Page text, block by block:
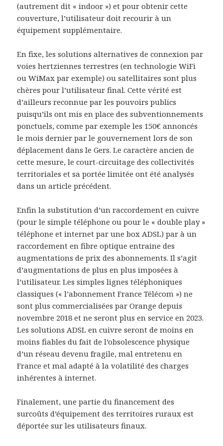
(autrement dit « indoor ») et pour obtenir cette
couverture, l’utilisateur doit recourir à un
équipement supplémentaire.
En fixe, les solutions alternatives de connexion par
voies hertziennes terrestres (en technologie WiFi
ou WiMax par exemple) ou satellitaires sont plus
chères pour l’utilisateur final. Cette vérité est
d’ailleurs reconnue par les pouvoirs publics
puisqu’ils ont mis en place des subventionnements
ponctuels, comme par exemple les 150€ annoncés
le mois dernier par le gouvernement lors de son
déplacement dans le Gers. Le caractère ancien de
cette mesure, le court-circuitage des collectivités
territoriales et sa portée limitée ont été analysés
dans un article précédent.
Enfin la substitution d’un raccordement en cuivre
(pour le simple téléphone ou pour le « double play »
téléphone et internet par une box ADSL) par à un
raccordement en fibre optique entraine des
augmentations de prix des abonnements. Il s’agit
d’augmentations de plus en plus imposées à
l’utilisateur. Les simples lignes téléphoniques
classiques (« l’abonnement France Télécom ») ne
sont plus commercialisées par Orange depuis
novembre 2018 et ne seront plus en service en 2023.
Les solutions ADSL en cuivre seront de moins en
moins fiables du fait de l’obsolescence physique
d’un réseau devenu fragile, mal entretenu en
France et mal adapté à la volatilité des charges
inhérentes à internet.
Finalement, une partie du financement des
surcoûts d’équipement des territoires ruraux est
déportée sur les utilisateurs finaux.